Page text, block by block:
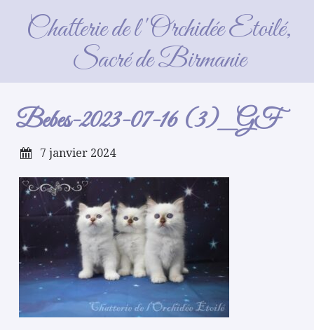
Chatterie de l'Orchidée Etoilé,
Sacré de Birmanie
Bebes-2023-07-16 (3)_GF
Bebes-2023-07-16 (3)_GF
7 janvier 2024